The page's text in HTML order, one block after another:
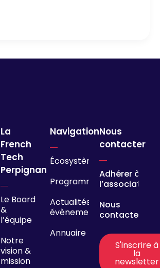
La
French
Tech
Perpignan
Le Board
&
l’équipe
Notre
vision &
mission
Navigation
Écosystème
Programmes
Actualités &
évènements
Annuaire
Nous
contacter
Adhérer à
l’association
Nous
contacter
S'inscrire à
la
newsletter